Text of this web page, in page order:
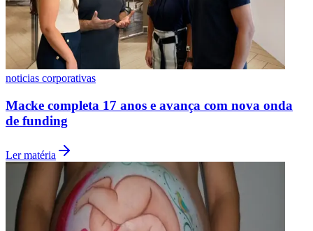
noticias corporativas
Macke completa 17 anos e avança com nova onda
de funding
Ler matéria